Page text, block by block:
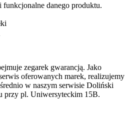
danego produktu.
zegarek gwarancją. Jako
oferowanych marek, realizujemy
w naszym serwisie Doliński
przy pl. Uniwersyteckim 15B.